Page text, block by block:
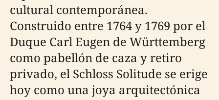
cultural contemporánea.
Construido entre 1764 y 1769 por el
Duque Carl Eugen de Württemberg
como pabellón de caza y retiro
privado, el Schloss Solitude se erige
hoy como una joya arquitectónica